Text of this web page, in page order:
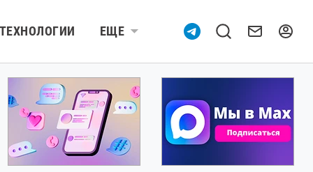
ТЕХНОЛОГИИ ЕЩЕ